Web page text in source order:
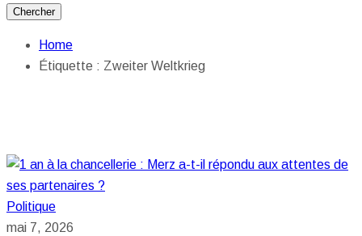
Chercher
Home
Étiquette : Zweiter Weltkrieg
Politique
mai 7, 2026